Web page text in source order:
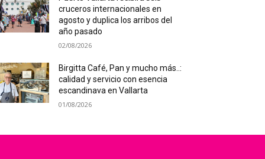
cruceros internacionales en
agosto y duplica los arribos del
año pasado
02/08/2026
Birgitta Café, Pan y mucho más..:
calidad y servicio con esencia
escandinava en Vallarta
01/08/2026